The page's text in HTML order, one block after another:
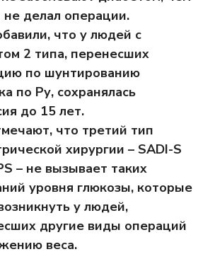
не делал операции.
что у людей с
2 типа, перенесших
по шунтированию
по Ру, сохранялась
до 15 лет.
что третий тип
хирургии – SADI-S
– не вызывает таких
уровня глюкозы, которые
у людей,
другие виды операций
веса.